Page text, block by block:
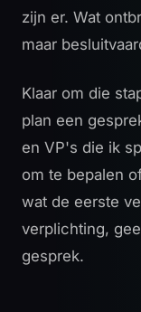
zijn er. Wat
maar
Klaar om die
plan een
en VP's die ik
om te bepalen
wat de eerste
verplichting,
gesprek.